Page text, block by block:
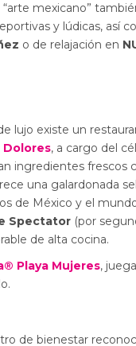
“arte mexicano”
y lúdicas, así
o de relajación en
lujo existe un
Dolores, a cargo del
ingredientes frescos
una galardonada
de México y el
Spectator (por
de alta cocina.
Playa Mujeres,
de bienestar